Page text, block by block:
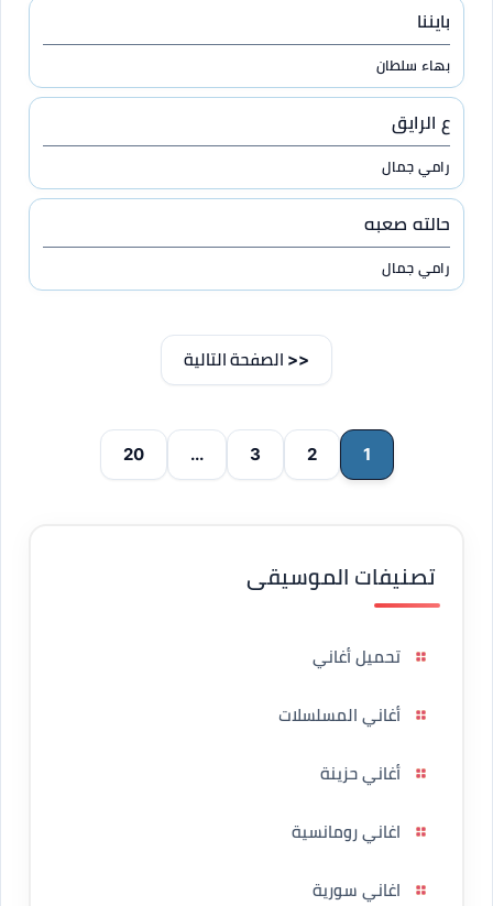
بايننا
بهاء سلطان
ع الرايق
رامي جمال
حالته صعبه
رامي جمال
<< الصفحة التالية
1
2
3
...
20
تصنيفات الموسيقى
تحميل أغاني
أغاني المسلسلات
أغاني حزينة
اغاني رومانسية
اغاني سورية